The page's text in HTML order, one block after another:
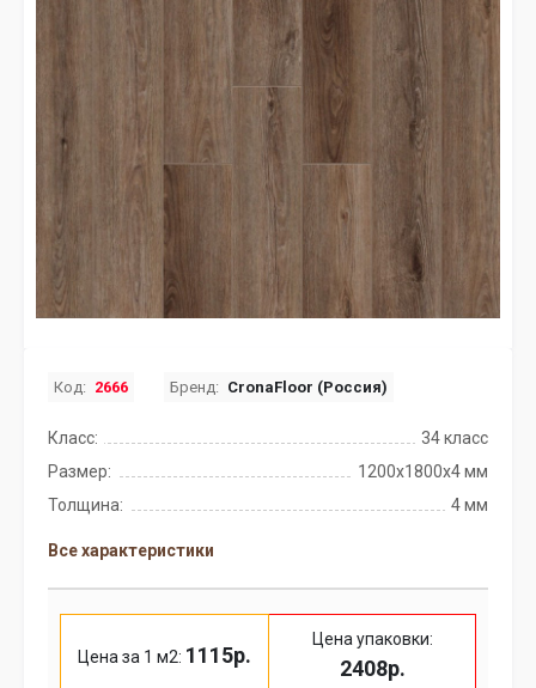
Код: 2666 Бренд: CronaFloor (Россия)
Класс:
34 класс
Размер:
1200х1800х4 мм
Толщина:
4 мм
Все характеристики
Цена за 1 м2: 1115р.
Цена упаковки:
2408р.